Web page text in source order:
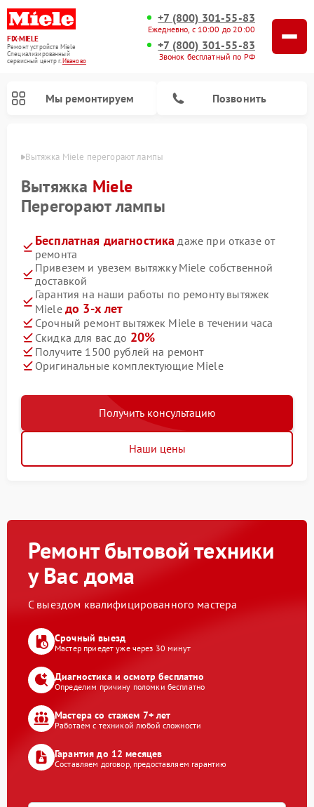
FIX-MIELE
Ремонт устройств Miele
Специализированный
cервисный центр г.Иваново
+7 (800) 301-55-83
Ежедневно, с 10:00 до 20:00
+7 (800) 301-55-83
Звонок бесплатный по РФ
Мы ремонтируем Позвонить
Вытяжка Miele перегорают лампы
Вытяжка Miele
Перегорают лампы
Бесплатная диагностика даже при отказе от
ремонта
Привезем и увезем вытяжку Miele собственной
доставкой
Гарантия на наши работы по ремонту вытяжек
Miele до 3-х лет
Срочный ремонт вытяжек Miele в течении часа
Скидка для вас до 20%
Получите 1500 рублей на ремонт
Оригинальные комплектующие Miele
Получить консультацию
Наши цены
Ремонт бытовой техники
у Вас дома
С выездом квалифицированного мастера
Срочный выезд
Мастер приедет уже через 30 минут
Диагностика и осмотр бесплатно
Определим причину поломки бесплатно
Мастера со стажем 7+ лет
Работаем с техникой любой сложности
Гарантия до 12 месяцев
Составляем договор, предоставляем гарантию